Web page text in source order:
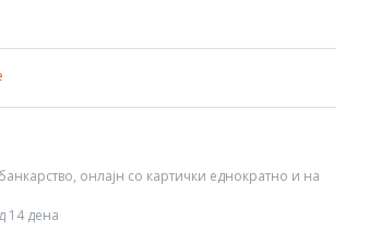
онлајн со картички еднократно и на
14 дена